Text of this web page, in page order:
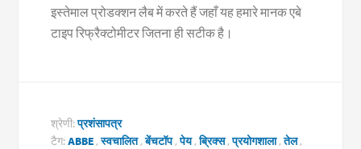
इस्तेमाल प्रोडक्शन लैब में करते हैं जहाँ यह हमारे मानक एबे
टाइप रिफ्रैक्टोमीटर जितना ही सटीक है।
श्रेणी:प्रशंसापत्र
टैग:ABBE ,स्वचालित,बेंचटॉप,पेय,ब्रिक्स,प्रयोगशाला,तेल,